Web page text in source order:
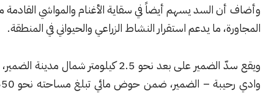
السد يسهم أيضاً في سقاية الأغنام والمواشي القادمة من المناطق
ما يدعم استقرار النشاط الزراعي والحيواني في المنطقة.
ويقع سدّ الضمير على بعد نحو 2.5 كيلومتر شمال مدينة الضمير، على مجرى
وادي رحيبة – الضمير، ضمن حوض مائي تبلغ مساحته نحو 1650 كيلومتراً